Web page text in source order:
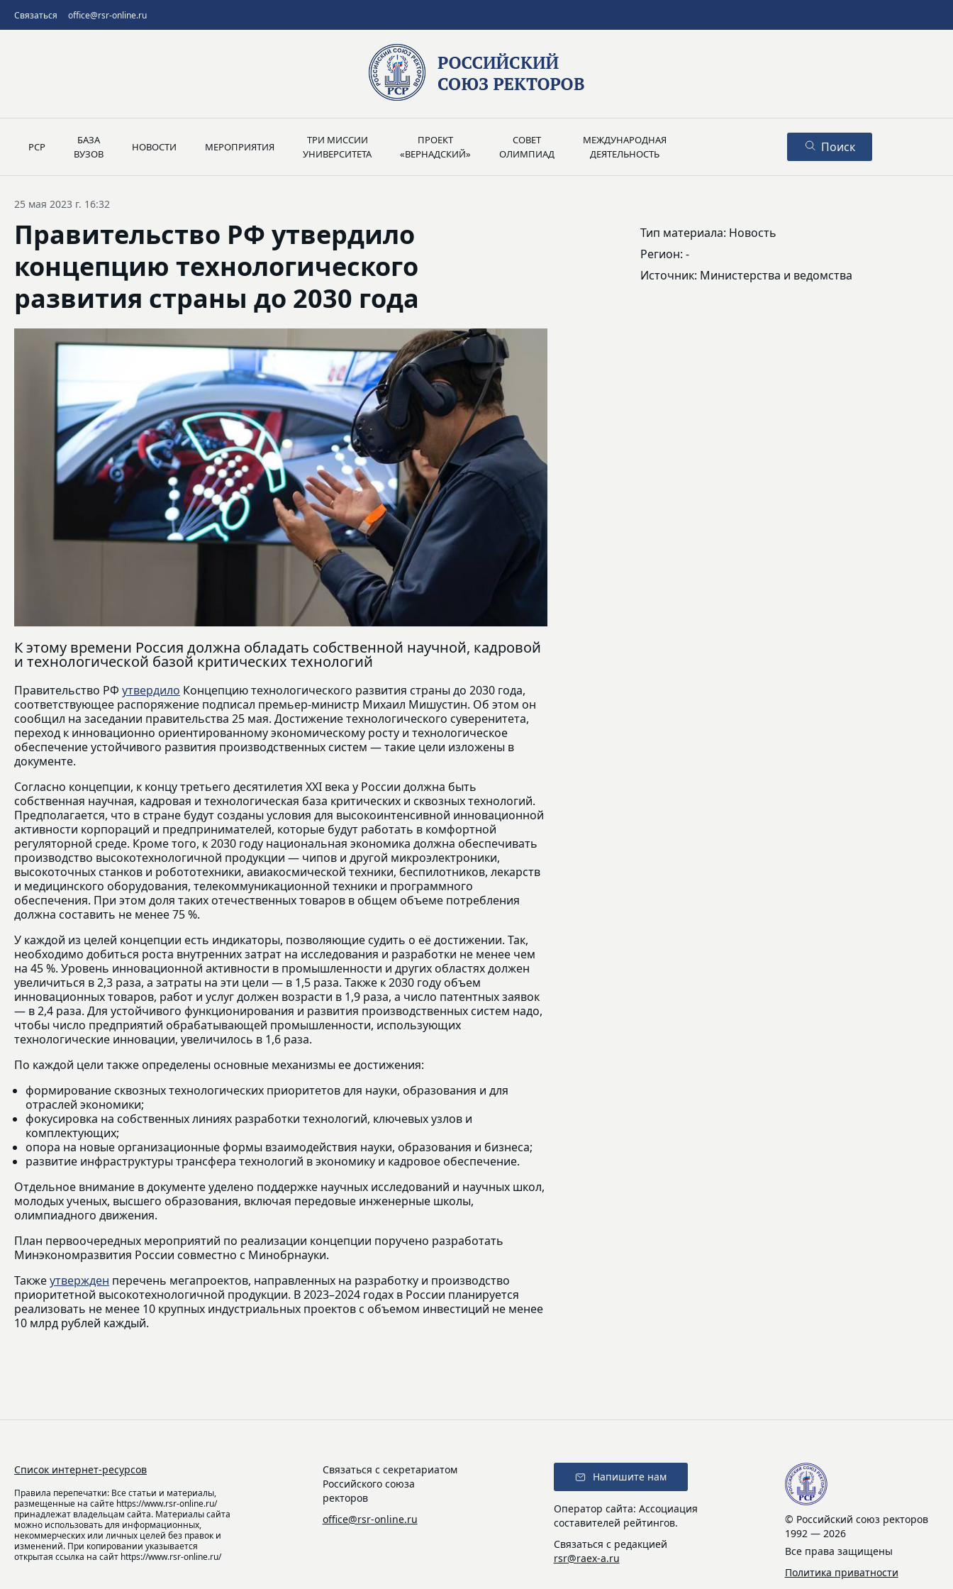
Связаться office@rsr-online.ru
РСР
БАЗА
ВУЗОВ
НОВОСТИ МЕРОПРИЯТИЯ
ТРИ МИССИИ
УНИВЕРСИТЕТА
ПРОЕКТ
«ВЕРНАДСКИЙ»
СОВЕТ
ОЛИМПИАД
МЕЖДУНАРОДНАЯ
ДЕЯТЕЛЬНОСТЬ
Поиск
25 мая 2023 г. 16:32
Правительство РФ утвердило
концепцию технологического
развития страны до 2030 года
К этому времени Россия должна обладать собственной научной, кадровой
и технологической базой критических технологий
Правительство РФ утвердило Концепцию технологического развития страны до 2030 года,
соответствующее распоряжение подписал премьер-министр Михаил Мишустин. Об этом он
сообщил на заседании правительства 25 мая. Достижение технологического суверенитета,
переход к инновационно ориентированному экономическому росту и технологическое
обеспечение устойчивого развития производственных систем — такие цели изложены в
документе.
Согласно концепции, к концу третьего десятилетия XXI века у России должна быть
собственная научная, кадровая и технологическая база критических и сквозных технологий.
Предполагается, что в стране будут созданы условия для высокоинтенсивной инновационной
активности корпораций и предпринимателей, которые будут работать в комфортной
регуляторной среде. Кроме того, к 2030 году национальная экономика должна обеспечивать
производство высокотехнологичной продукции — чипов и другой микроэлектроники,
высокоточных станков и робототехники, авиакосмической техники, беспилотников, лекарств
и медицинского оборудования, телекоммуникационной техники и программного
обеспечения. При этом доля таких отечественных товаров в общем объеме потребления
должна составить не менее 75 %.
У каждой из целей концепции есть индикаторы, позволяющие судить о её достижении. Так,
необходимо добиться роста внутренних затрат на исследования и разработки не менее чем
на 45 %. Уровень инновационной активности в промышленности и других областях должен
увеличиться в 2,3 раза, а затраты на эти цели — в 1,5 раза. Также к 2030 году объем
инновационных товаров, работ и услуг должен возрасти в 1,9 раза, а число патентных заявок
— в 2,4 раза. Для устойчивого функционирования и развития производственных систем надо,
чтобы число предприятий обрабатывающей промышленности, использующих
технологические инновации, увеличилось в 1,6 раза.
По каждой цели также определены основные механизмы ее достижения:
формирование сквозных технологических приоритетов для науки, образования и для
отраслей экономики;
фокусировка на собственных линиях разработки технологий, ключевых узлов и
комплектующих;
опора на новые организационные формы взаимодействия науки, образования и бизнеса;
развитие инфраструктуры трансфера технологий в экономику и кадровое обеспечение.
Отдельное внимание в документе уделено поддержке научных исследований и научных школ,
молодых ученых, высшего образования, включая передовые инженерные школы,
олимпиадного движения.
План первоочередных мероприятий по реализации концепции поручено разработать
Минэкономразвития России совместно с Минобрнауки.
Такжеутвержден перечень мегапроектов, направленных на разработку и производство
приоритетной высокотехнологичной продукции. В 2023–2024 годах в России планируется
реализовать не менее 10 крупных индустриальных проектов с объемом инвестиций не менее
10 млрд рублей каждый.
Тип материала: Новость
Регион: -
Источник: Министерства и ведомства
Список интернет-ресурсов
Правила перепечатки: Все статьи и материалы,
размещенные на сайте https://www.rsr-online.ru/
принадлежат владельцам сайта. Материалы сайта
можно использовать для информационных,
некоммерческих или личных целей без правок и
изменений. При копировании указывается
открытая ссылка на сайт https://www.rsr-online.ru/
Связаться с секретариатом
Российского союза
ректоров
office@rsr-online.ru
Напишите нам
Оператор сайта: Ассоциация
составителей рейтингов.
Связаться с редакцией
rsr@raex-a.ru
© Российский союз ректоров
1992 — 2026
Все права защищены
Политика приватности